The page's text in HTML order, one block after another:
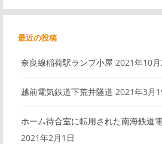
最近の投稿
奈良線稲荷駅ランプ小屋 2021年10
越前電気鉄道下荒井隧道 2021年3月
ホーム待合室に転用された南海鉄道
2021年2月1日